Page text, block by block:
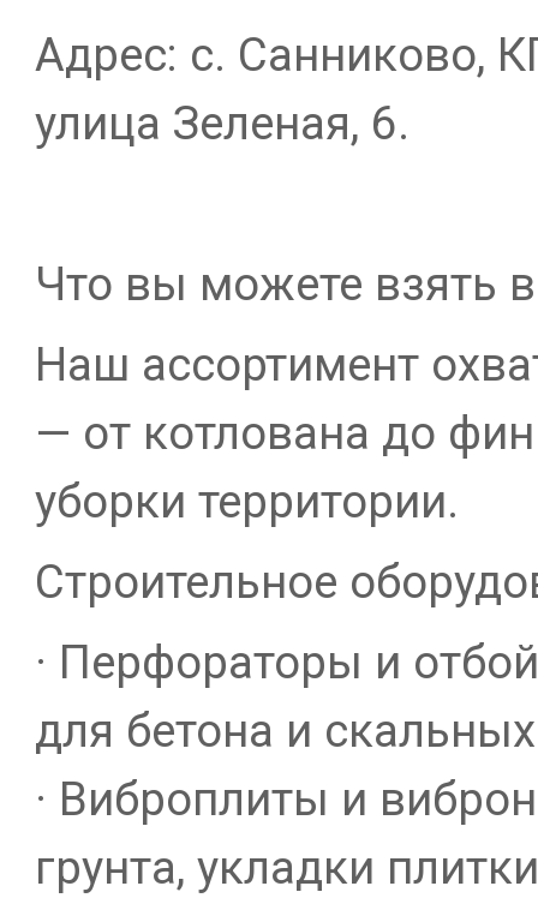
Адрес: с. Санниково,
улица Зеленая, 6.
Что вы можете взять
Наш ассортимент
— от котлована до
уборки территории.
Строительное
· Перфораторы и
для бетона и
· Виброплиты и
грунта, укладки